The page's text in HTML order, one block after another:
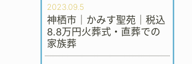
2023.09.5
神栖市｜かみす聖苑｜税込
8.8万円火葬式・直葬での
家族葬